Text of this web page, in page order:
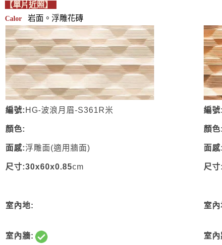
【單片近照】
Calor 岩面。浮雕花磚
編號: HG-波浪月眉-S361R米
顏色:
面感:浮雕面(適用牆面)
尺寸:30x60x0.85cm
室內地:
室內牆:
編
顏
面
尺
室
室